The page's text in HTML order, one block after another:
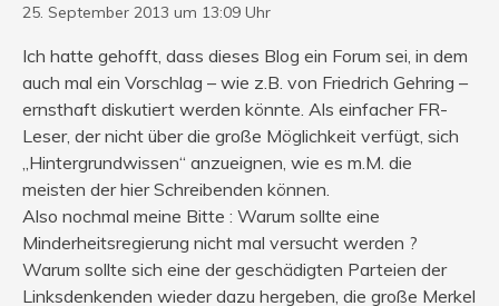
25. September 2013 um 13:09 Uhr
Ich hatte gehofft, dass dieses Blog ein Forum sei, in dem
auch mal ein Vorschlag – wie z.B. von Friedrich Gehring –
ernsthaft diskutiert werden könnte. Als einfacher FR-
Leser, der nicht über die große Möglichkeit verfügt, sich
„Hintergrundwissen“ anzueignen, wie es m.M. die
meisten der hier Schreibenden können.
Also nochmal meine Bitte : Warum sollte eine
Minderheitsregierung nicht mal versucht werden ?
Warum sollte sich eine der geschädigten Parteien der
Linksdenkenden wieder dazu hergeben, die große Merkel